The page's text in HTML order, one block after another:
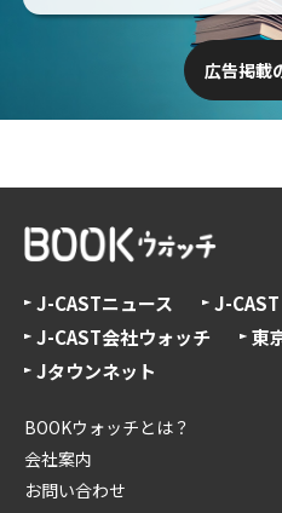
広告掲載
J-CASTニュース
J-
J-CAST会社ウォッチ
東
Jタウンネット
BOOKウォッチとは？
会社案内
お問い合わせ